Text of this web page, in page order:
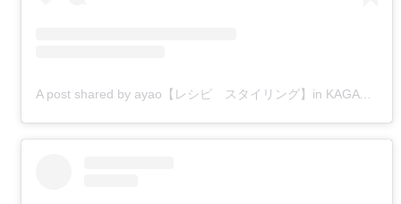
A post shared by ayao【レシピ スタイリング】in KAGAWA (@izakaya_ayao)